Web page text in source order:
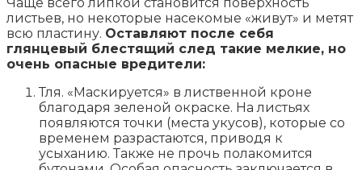
листьев, но некоторые насекомые «живут» и метят
всю пластину. Оставляют после себя
глянцевый блестящий след такие мелкие, но
очень опасные вредители:
Тля. «Маскируется» в лиственной кроне
благодаря зеленой окраске. На листьях
появляются точки (места укусов), которые со
временем разрастаются, приводя к
усыханию. Также не прочь полакомится